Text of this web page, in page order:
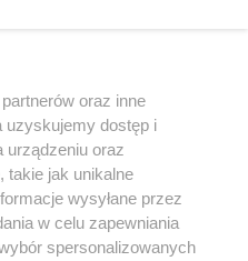
nie może być powielany i
w jakikolwiek sposób (w
na jakimkolwiek polu
z umieszczaniem w
praw. Jakiekolwiek użycie lub
części z naruszeniem prawa,
pod groźbą kary i może być
oraz inne
uzyskujemy dostęp i
urządzeniu oraz
takie jak unikalne
wysyłane przez
w celu zapewniania
spersonalizowanych